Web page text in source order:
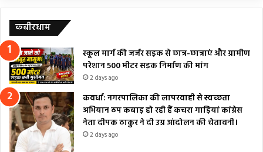
कबीरधाम
स्कूल मार्ग की जर्जर सड़क से छात्र-छात्राएं और ग्रामीण
परेशान 500 मीटर सड़क निर्माण की मांग
2 days ago
कवर्धा: नगरपालिका की लापरवाही से स्वच्छता
अभियान ठप कबाड़ हो रही हैं कचरा गाड़ियां कांग्रेस
नेता दीपक ठाकुर ने दी उग्र आंदोलन की चेतावनी।
2 days ago